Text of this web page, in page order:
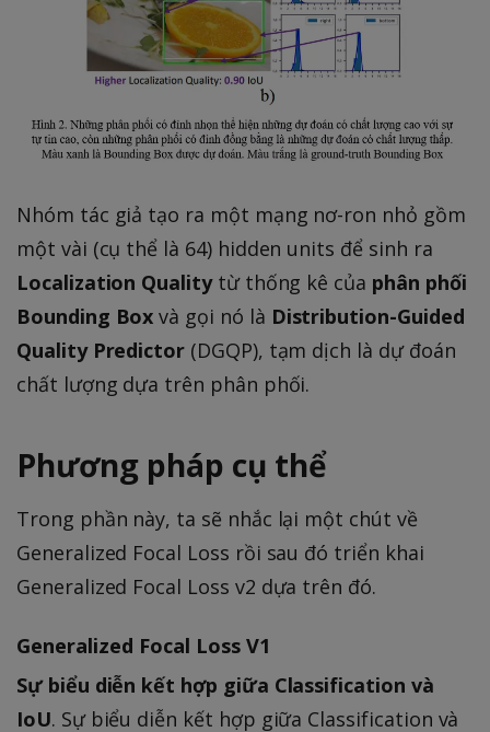
Nhóm tác giả tạo ra một mạng nơ-ron nhỏ gồm
một vài (cụ thể là 64) hidden units để sinh ra
Localization Qualitytừ thống kê của phân phối
Bounding Box và gọi nó là Distribution-Guided
Quality Predictor (DGQP), tạm dịch là dự đoán
chất lượng dựa trên phân phối.
Phương pháp cụ thể
Trong phần này, ta sẽ nhắc lại một chút về
Generalized Focal Loss rồi sau đó triển khai
Generalized Focal Loss v2 dựa trên đó.
Generalized Focal Loss V1
Sự biểu diễn kết hợp giữa Classification và
IoU. Sự biểu diễn kết hợp giữa Classification và